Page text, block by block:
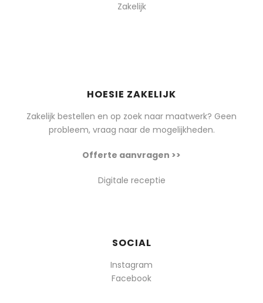
Zakelijk
HOESIE ZAKELIJK
Zakelijk bestellen en op zoek naar maatwerk? Geen
probleem, vraag naar de mogelijkheden.
Offerte aanvragen >>
Digitale receptie
SOCIAL
Instagram
Facebook